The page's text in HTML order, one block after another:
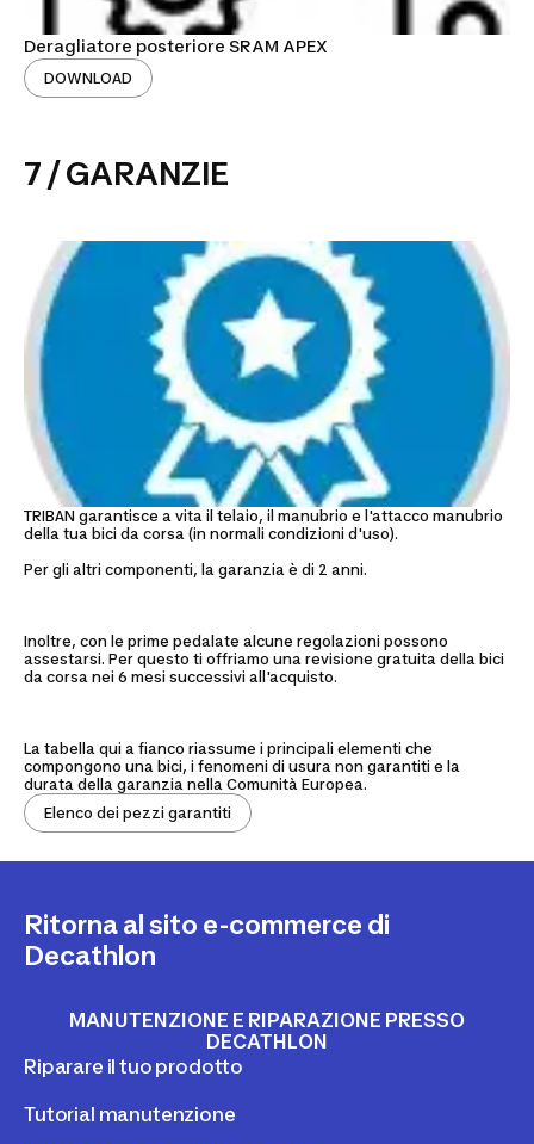
Deragliatore posteriore SRAM APEX
DOWNLOAD
7 / GARANZIE
TRIBAN garantisce a vita il telaio, il manubrio e l'attacco manubrio
della tua bici da corsa (in normali condizioni d'uso).
Per gli altri componenti, la garanzia è di 2 anni.
Inoltre, con le prime pedalate alcune regolazioni possono
assestarsi. Per questo ti offriamo una revisione gratuita della bici
da corsa nei 6 mesi successivi all'acquisto.
La tabella qui a fianco riassume i principali elementi che
compongono una bici, i fenomeni di usura non garantiti e la
durata della garanzia nella Comunità Europea.
Elenco dei pezzi garantiti
Ritorna al sito e-commerce di
Decathlon
MANUTENZIONE E RIPARAZIONE PRESSO
DECATHLON
Riparare il tuo prodotto
Tutorial manutenzione